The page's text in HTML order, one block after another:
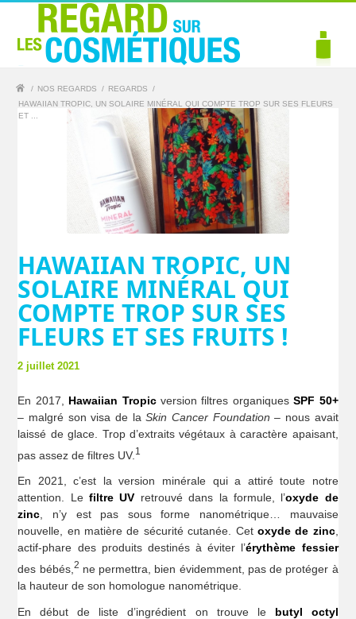
/ NOS REGARDS / REGARDS
/
HAWAIIAN TROPIC, UN SOLAIRE MINÉRAL QUI COMPTE TROP SUR SES FLEURS
ET ...
HAWAIIAN TROPIC, UN
SOLAIRE MINÉRAL QUI
COMPTE TROP SUR SES
FLEURS ET SES FRUITS !
2 juillet 2021
En 2017, Hawaiian Tropicversion filtres organiquesSPF 50+
– malgré son visa de laSkin Cancer Foundation – nous avait
laissé de glace. Trop d’extraits végétaux à caractère apaisant,
pas assez de filtres UV. 1
En 2021, c’est la version minérale qui a attiré toute notre
attention. Lefiltre UV retrouvé dans la formule, l’oxyde de
zinc, n’y est pas sous forme nanométrique… mauvaise
nouvelle, en matière de sécurité cutanée. Cet oxyde de zinc,
actif-phare des produits destinés à éviter l’érythème fessier
des bébés, 2 ne permettra, bien évidemment, pas de protéger à
la hauteur de son homologue nanométrique.
En début de liste d’ingrédient on trouve le butyl octyl